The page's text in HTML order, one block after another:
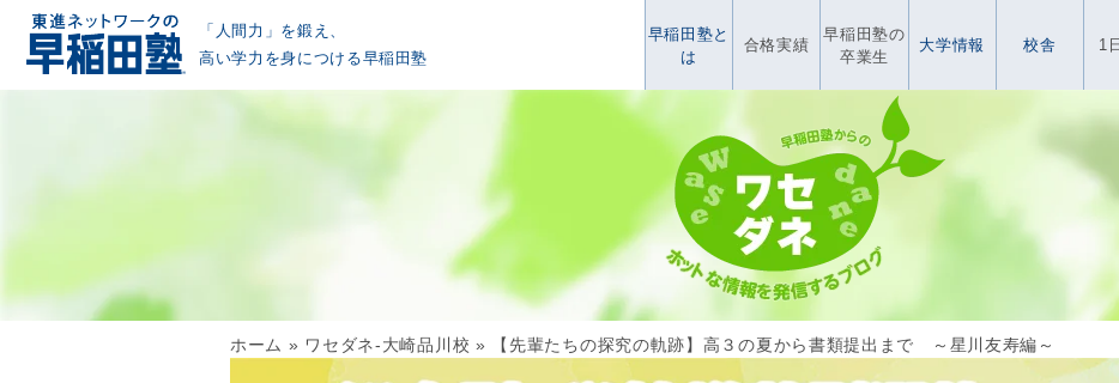
「人間力」を鍛え、
高い学力を身につける早稲田塾
早稲田塾と
は
合格実績
早稲田塾の
卒業生
大学情報 校舎 1
ホーム » ワセダネ-大崎品川校 » 【先輩たちの探究の軌跡】高３の夏から書類提出まで ～星川友寿編～